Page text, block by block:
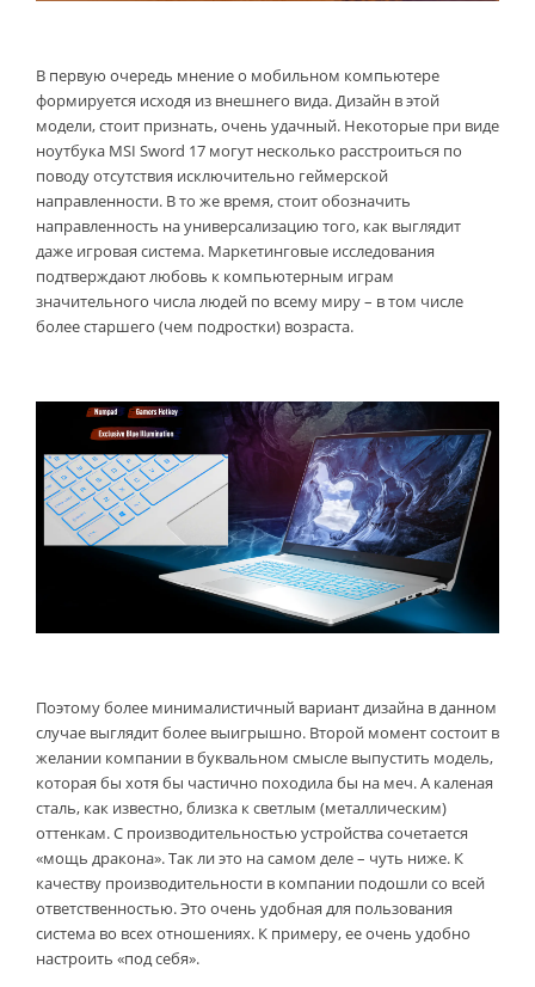
В первую очередь мнение о мобильном компьютере
формируется исходя из внешнего вида. Дизайн в этой
модели, стоит признать, очень удачный. Некоторые при виде
ноутбука MSI Sword 17 могут несколько расстроиться по
поводу отсутствия исключительно геймерской
направленности. В то же время, стоит обозначить
направленность на универсализацию того, как выглядит
даже игровая система. Маркетинговые исследования
подтверждают любовь к компьютерным играм
значительного числа людей по всему миру – в том числе
более старшего (чем подростки) возраста.
Поэтому более минималистичный вариант дизайна в данном
случае выглядит более выигрышно. Второй момент состоит в
желании компании в буквальном смысле выпустить модель,
которая бы хотя бы частично походила бы на меч. А каленая
сталь, как известно, близка к светлым (металлическим)
оттенкам. С производительностью устройства сочетается
«мощь дракона». Так ли это на самом деле – чуть ниже. К
качеству производительности в компании подошли со всей
ответственностью. Это очень удобная для пользования
система во всех отношениях. К примеру, ее очень удобно
настроить «под себя».